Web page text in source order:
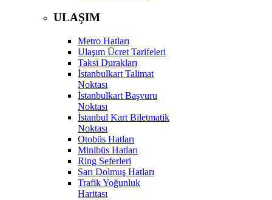
ULAŞIM
Metro Hatları
Ulaşım Ücret Tarifeleri
Taksi Durakları
İstanbulkart Talimat
Noktası
İstanbulkart Başvuru
Noktası
İstanbul Kart Biletmatik
Noktası
Otobüs Hatları
Minibüs Hatları
Ring Seferleri
Sarı Dolmuş Hatları
Trafik Yoğunluk
Haritası